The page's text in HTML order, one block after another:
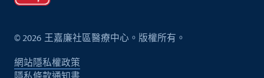
©2026 王嘉廉社區醫療中心。版權所有。
網站隱私權政策
隱私條款通知書